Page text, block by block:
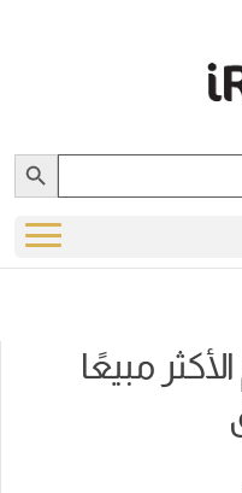
الأكثر مبيعًا